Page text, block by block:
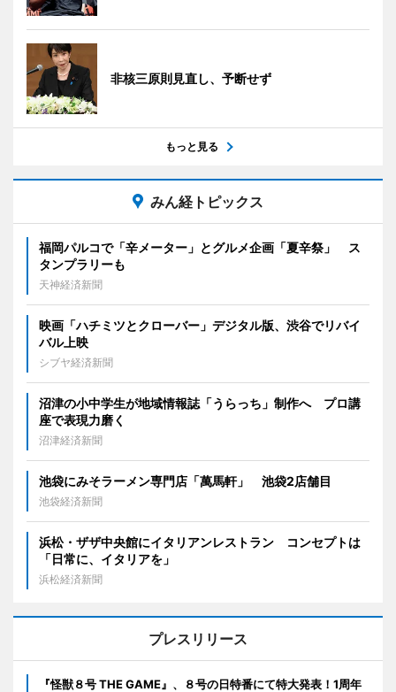
非核三原則見直し、予断せず
もっと見る
みん経トピックス
福岡パルコで「辛メーター」とグルメ企画「夏辛祭」 ス
タンプラリーも
天神経済新聞
映画「ハチミツとクローバー」デジタル版、渋谷でリバイ
バル上映
シブヤ経済新聞
沼津の小中学生が地域情報誌「うらっち」制作へ プロ講
座で表現力磨く
沼津経済新聞
池袋にみそラーメン専門店「萬馬軒」 池袋2店舗目
池袋経済新聞
浜松・ザザ中央館にイタリアンレストラン コンセプトは
「日常に、イタリアを」
浜松経済新聞
プレスリリース
『怪獣８号 THE GAME』、８号の日特番にて特大発表！1周年